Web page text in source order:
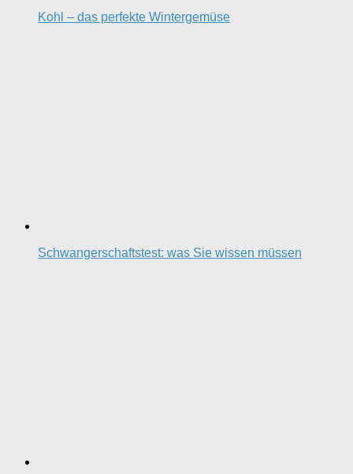
Kohl – das perfekte Wintergemüse
Schwangerschaftstest: was Sie wissen müssen